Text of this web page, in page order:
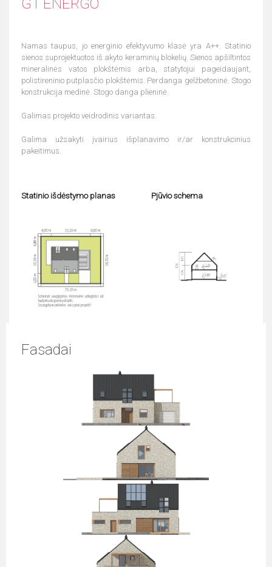
G1 ENERGO
Namas taupus, jo energinio efektyvumo klasė yra A++. Statinio
sienos suprojektuotos iš akyto keraminių blokelių. Sienos apšiltintos
mineralinės vatos plokštėmis arba, statytojui pageidaujant,
polistireninio putplasčio plokštėmis. Perdanga gelžbetoninė. Stogo
konstrukcija medinė. Stogo danga plieninė.
Galimas projekto veidrodinis variantas.
Galima užsakyti įvairius išplanavimo ir/ar konstrukcinius
pakeitimus.
Statinio išdėstymo planas Pjūvio schema
Fasadai